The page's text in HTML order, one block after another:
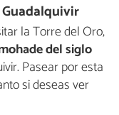
la Torre del Oro,
del siglo
Pasear por esta
si deseas ver